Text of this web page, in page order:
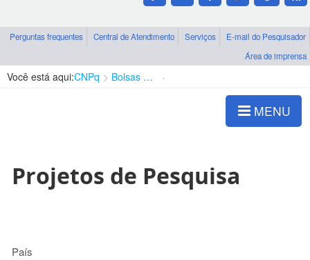
Perguntas frequentes Central de Atendimento Serviços
E-mail do Pesquisador
Área de imprensa
Você está aqui:CNPq Bolsas e Auxílios Vigentes
MENU
Projetos de Pesquisa
País